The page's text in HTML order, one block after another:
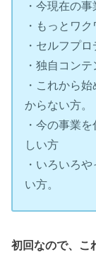
・今現在の
・もっとワ
・セルフプ
・独自コン
・これから
からない方。
・今の事業
しい方
・いろいろ
い方。
初回なので、こ